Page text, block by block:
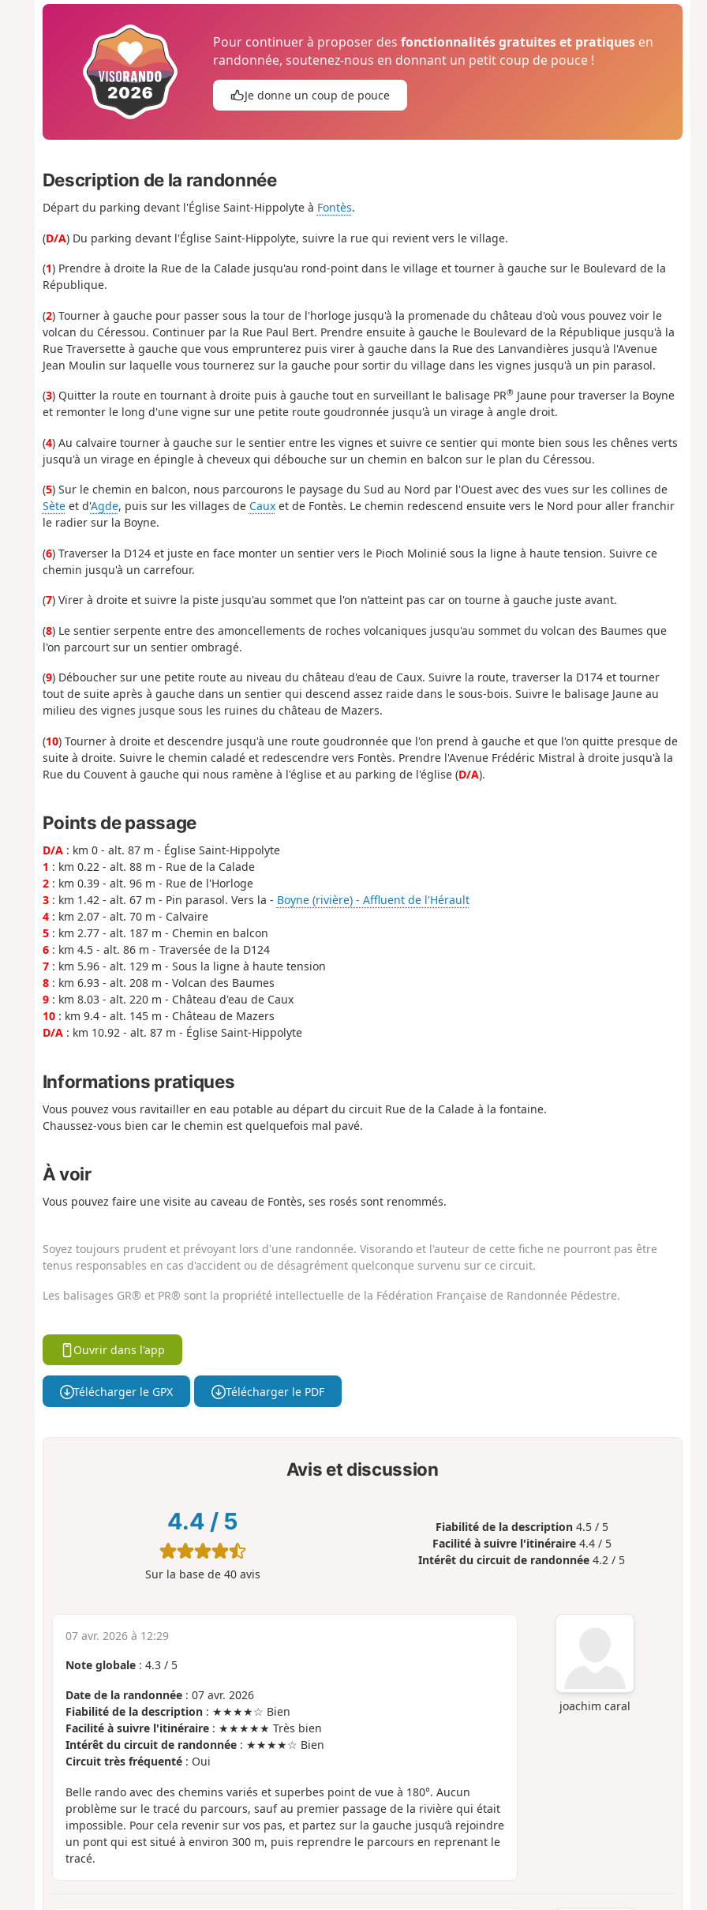
Pour continuer à proposer desfonctionnalités gratuites et pratiques en
randonnée, soutenez-nous en donnant un petit coup de pouce !
Je donne un coup de pouce
Description de la randonnée
Départ du parking devant l'Église Saint-Hippolyte à Fontès.
(D/A) Du parking devant l'Église Saint-Hippolyte, suivre la rue qui revient vers le village.
(1) Prendre à droite la Rue de la Calade jusqu'au rond-point dans le village et tourner à gauche sur le Boulevard de la
République.
(2) Tourner à gauche pour passer sous la tour de l'horloge jusqu'à la promenade du château d'où vous pouvez voir le
volcan du Céressou. Continuer par la Rue Paul Bert. Prendre ensuite à gauche le Boulevard de la République jusqu'à la
Rue Traversette à gauche que vous emprunterez puis virer à gauche dans la Rue des Lanvandières jusqu'à l'Avenue
Jean Moulin sur laquelle vous tournerez sur la gauche pour sortir du village dans les vignes jusqu'à un pin parasol.
(3) Quitter la route en tournant à droite puis à gauche tout en surveillant le balisage PR®Jaune pour traverser la Boyne
et remonter le long d'une vigne sur une petite route goudronnée jusqu'à un virage à angle droit.
(4) Au calvaire tourner à gauche sur le sentier entre les vignes et suivre ce sentier qui monte bien sous les chênes verts
jusqu'à un virage en épingle à cheveux qui débouche sur un chemin en balcon sur le plan du Céressou.
(5) Sur le chemin en balcon, nous parcourons le paysage du Sud au Nord par l'Ouest avec des vues sur les collines de
Sèteet d'Agde, puis sur les villages de Cauxet de Fontès. Le chemin redescend ensuite vers le Nord pour aller franchir
le radier sur la Boyne.
(6) Traverser la D124 et juste en face monter un sentier vers le Pioch Molinié sous la ligne à haute tension. Suivre ce
chemin jusqu'à un carrefour.
(7) Virer à droite et suivre la piste jusqu'au sommet que l'on n’atteint pas car on tourne à gauche juste avant.
(8) Le sentier serpente entre des amoncellements de roches volcaniques jusqu'au sommet du volcan des Baumes que
l'on parcourt sur un sentier ombragé.
(9) Déboucher sur une petite route au niveau du château d'eau de Caux. Suivre la route, traverser la D174 et tourner
tout de suite après à gauche dans un sentier qui descend assez raide dans le sous-bois. Suivre le balisage Jaune au
milieu des vignes jusque sous les ruines du château de Mazers.
(10) Tourner à droite et descendre jusqu'à une route goudronnée que l'on prend à gauche et que l'on quitte presque de
suite à droite. Suivre le chemin caladé et redescendre vers Fontès. Prendre l'Avenue Frédéric Mistral à droite jusqu'à la
Rue du Couvent à gauche qui nous ramène à l'église et au parking de l'église (D/A).
Points de passage
D/A: km 0 - alt. 87 m - Église Saint-Hippolyte
1 : km 0.22 - alt. 88 m - Rue de la Calade
2: km 0.39 - alt. 96 m - Rue de l'Horloge
3: km 1.42 - alt. 67 m - Pin parasol. Vers la - Boyne (rivière) - Affluent de l'Hérault
4: km 2.07 - alt. 70 m - Calvaire
5: km 2.77 - alt. 187 m - Chemin en balcon
6: km 4.5 - alt. 86 m - Traversée de la D124
7: km 5.96 - alt. 129 m - Sous la ligne à haute tension
8: km 6.93 - alt. 208 m - Volcan des Baumes
9: km 8.03 - alt. 220 m - Château d'eau de Caux
10: km 9.4 - alt. 145 m - Château de Mazers
D/A: km 10.92 - alt. 87 m - Église Saint-Hippolyte
Informations pratiques
Vous pouvez vous ravitailler en eau potable au départ du circuit Rue de la Calade à la fontaine.
Chaussez-vous bien car le chemin est quelquefois mal pavé.
À voir
Vous pouvez faire une visite au caveau de Fontès, ses rosés sont renommés.
Soyez toujours prudent et prévoyant lors d'une randonnée. Visorando et l'auteur de cette fiche ne pourront pas être
tenus responsables en cas d'accident ou de désagrément quelconque survenu sur ce circuit.
Les balisages GR® et PR® sont la propriété intellectuelle de la Fédération Française de Randonnée Pédestre.
Ouvrir dans l'app
Télécharger le GPX Télécharger le PDF
Avis et discussion
4.4 / 5
Sur la base de 40avis
Fiabilité de la description 4.5 / 5
Facilité à suivre l'itinéraire 4.4 / 5
Intérêt du circuit de randonnée 4.2 / 5
joachim caral
07 avr. 2026 à 12:29
Note globale: 4.3/ 5
Date de la randonnée: 07 avr. 2026
Fiabilité de la description: ★★★★☆ Bien
Facilité à suivre l'itinéraire: ★★★★★ Très bien
Intérêt du circuit de randonnée: ★★★★☆ Bien
Circuit très fréquenté: Oui
Belle rando avec des chemins variés et superbes point de vue à 180°. Aucun
problème sur le tracé du parcours, sauf au premier passage de la rivière qui était
impossible. Pour cela revenir sur vos pas, et partez sur la gauche jusqu’à rejoindre
un pont qui est situé à environ 300 m, puis reprendre le parcours en reprenant le
tracé.